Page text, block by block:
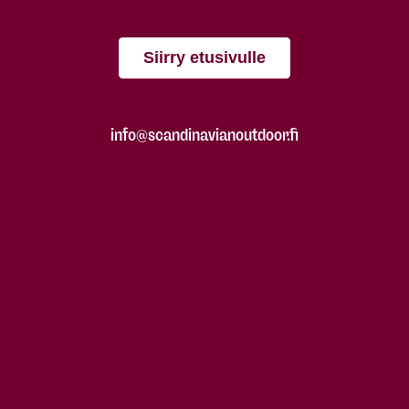
Siirry etusivulle
info@scandinavianoutdoor.fi